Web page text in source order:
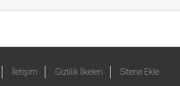
İletişim Gizlilik İlkeleri Sitene Ekle